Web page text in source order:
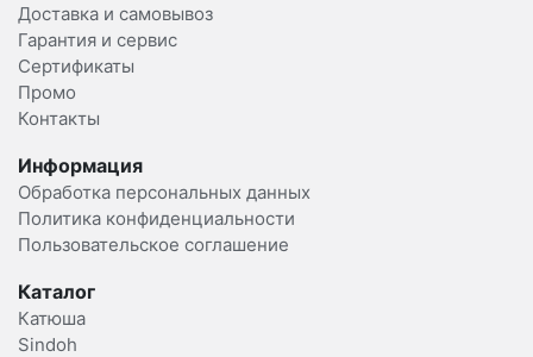
Доставка и самовывоз
Гарантия и сервис
Сертификаты
Промо
Контакты
Информация
Обработка персональных данных
Политика конфиденциальности
Пользовательское соглашение
Каталог
Катюша
Sindoh